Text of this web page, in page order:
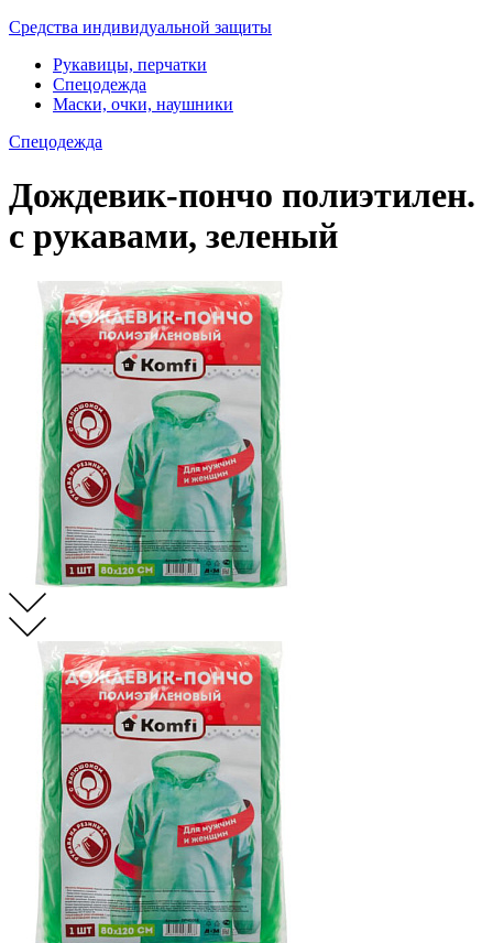
Средства индивидуальной защиты
Рукавицы, перчатки
Спецодежда
Маски, очки, наушники
Спецодежда
Дождевик-пончо полиэтилен.
с рукавами, зеленый